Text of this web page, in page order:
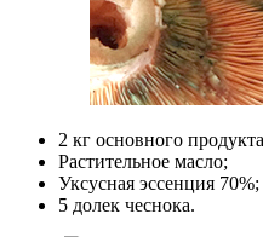
2 кг основного
Растительное масло;
Уксусная эссенция 70%;
5 долек чеснока.